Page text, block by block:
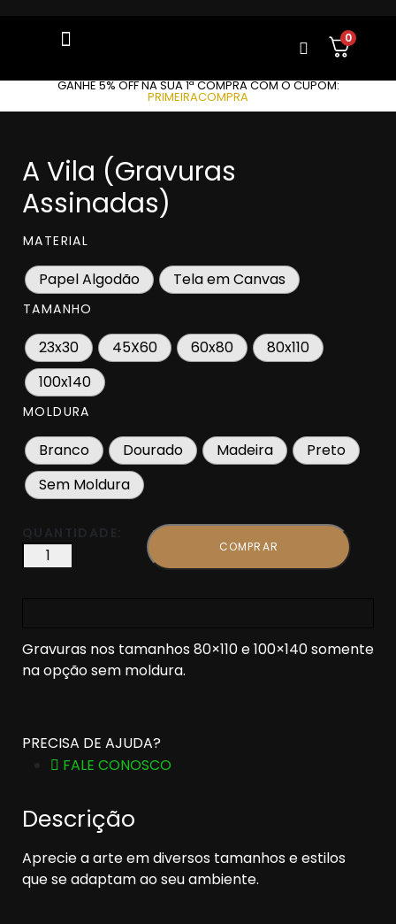
GANHE 5% OFF NA SUA 1ª COMPRA COM O CUPOM:
PRIMEIRACOMPRA
0
A Vila (Gravuras
Assinadas)
MATERIAL
Papel Algodão Tela em Canvas
TAMANHO
23x30 45X60 60x80
80x110
100x140
MOLDURA
Branco Dourado Madeira
Preto
Sem Moldura
QUANTIDADE:
COMPRAR
Gravuras nos tamanhos 80×110 e 100×140 somente
na opção sem moldura.
PRECISA DE AJUDA?
FALE CONOSCO
Descrição
Aprecie a arte em diversos tamanhos e estilos
que se adaptam ao seu ambiente.